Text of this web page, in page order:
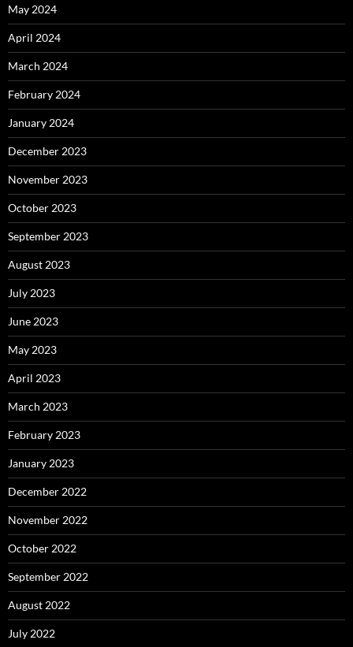
May 2024
April 2024
March 2024
February 2024
January 2024
December 2023
November 2023
October 2023
September 2023
August 2023
July 2023
June 2023
May 2023
April 2023
March 2023
February 2023
January 2023
December 2022
November 2022
October 2022
September 2022
August 2022
July 2022